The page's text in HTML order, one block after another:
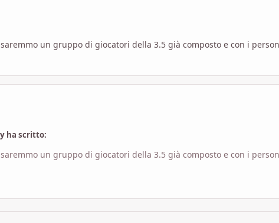
un gruppo di giocatori della 3.5 già composto e con i
ha scritto:
un gruppo di giocatori della 3.5 già composto e con i